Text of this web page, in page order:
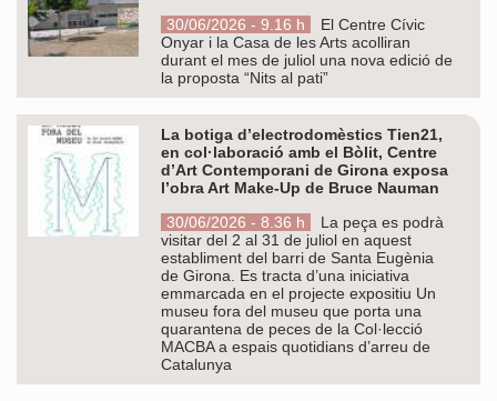
30/06/2026 - 9.16 h
El Centre Cívic
Onyar i la Casa de les Arts acolliran
durant el mes de juliol una nova edició de
la proposta “Nits al pati”
La botiga d’electrodomèstics Tien21,
en col·laboració amb el Bòlit, Centre
d’Art Contemporani de Girona exposa
l’obra Art Make-Up de Bruce Nauman
30/06/2026 - 8.36 h
La peça es podrà
visitar del 2 al 31 de juliol en aquest
establiment del barri de Santa Eugènia
de Girona. Es tracta d’una iniciativa
emmarcada en el projecte expositiu Un
museu fora del museu que porta una
quarantena de peces de la Col·lecció
MACBA a espais quotidians d’arreu de
Catalunya